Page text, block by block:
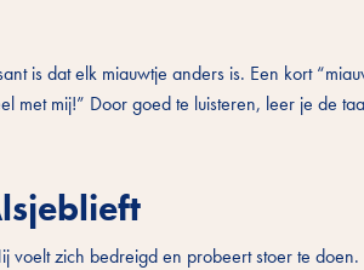
is dat elk miauwtje anders is. Een kort
met mij!” Door goed te luisteren, leer je de
zich bedreigd en probeert stoer te